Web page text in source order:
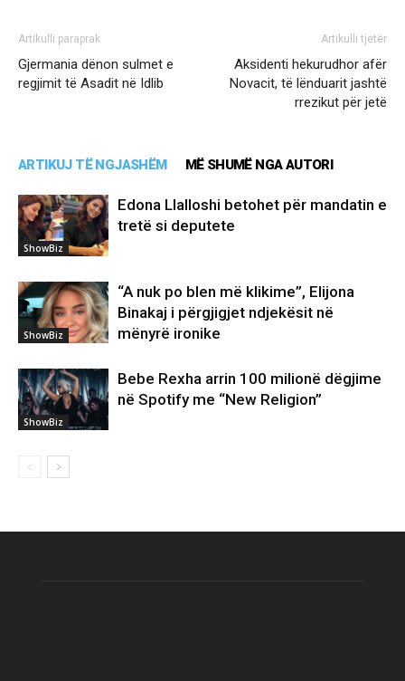
Artikulli paraprak
Gjermania dënon sulmet e
regjimit të Asadit në Idlib
Artikulli tjetër
Aksidenti hekurudhor afër
Novacit, të lënduarit jashtë
rrezikut për jetë
ARTIKUJ TË NGJASHËM MË SHUMË NGA AUTORI
ShowBiz
Edona Llalloshi betohet për mandatin e
tretë si deputete
ShowBiz
“A nuk po blen më klikime”, Elijona
Binakaj i përgjigjet ndjekësit në
mënyrë ironike
ShowBiz
Bebe Rexha arrin 100 milionë dëgjime
në Spotify me “New Religion”